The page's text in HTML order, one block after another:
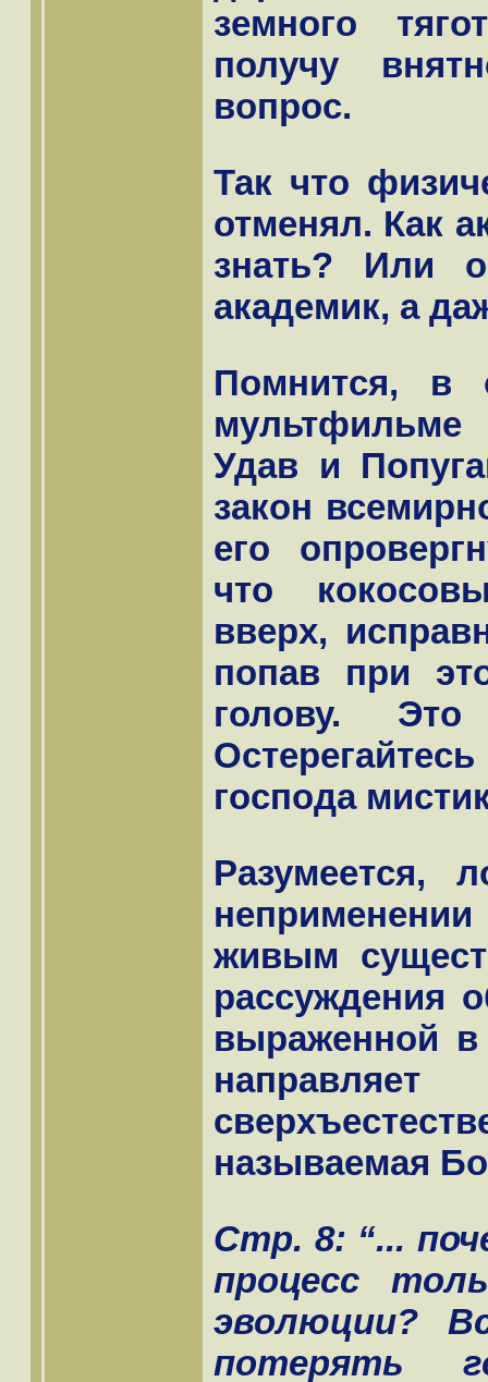
земного
получу
вопрос.
Так что
отменял. Как
знать? Или
академик, а
Помнится, в
Удав и
закон
его
что
вверх,
попав при
голову.
господа
Разумеется,
живым
рассуждения
выраженной в
называемая
Стр. 8: “...
процесс
эволюции?
потерять